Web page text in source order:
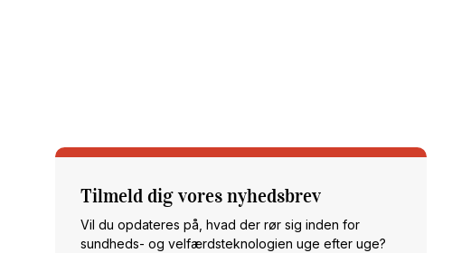
Tilmeld dig vores nyhedsbrev
Vil du opdateres på, hvad der rør sig inden for
sundheds- og velfærdsteknologien uge efter uge?